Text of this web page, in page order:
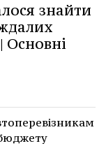
знайти
Основні